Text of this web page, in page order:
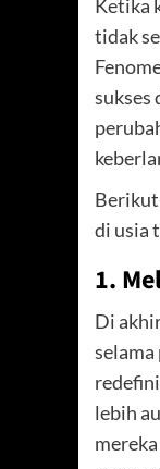
Ketika
tidak
sukses
Berikut
di usia
1.
Di
lebih